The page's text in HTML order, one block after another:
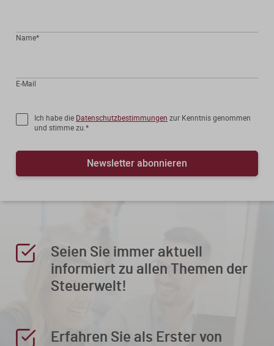
Name*
E-Mail
Ich habe die Datenschutzbestimmungen zur Kenntnis genommen
und stimme zu.*
Newsletter abonnieren
Seien Sie immer aktuell
informiert zu allen Themen der
Steuerwelt!
Erfahren Sie als Erster von